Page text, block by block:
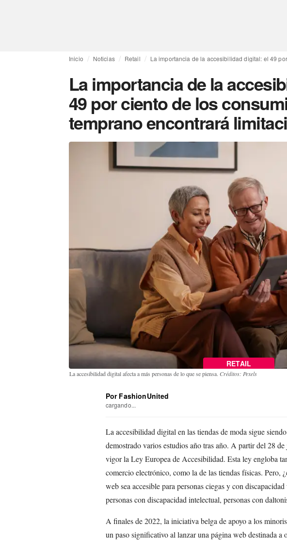
Inicio Noticias Retail La importancia de la accesibilidad digital: el 49
La importancia de la
49 por ciento de los
temprano encontrará
RETAIL
La accesibilidad digital afecta a más personas de lo que se piensa. Créditos: Pexels
Por FashionUnited
cargando...
La accesibilidad digital en las tiendas de moda sigue
demostrado varios estudios año tras año. A partir del 28
vigor la Ley Europea de Accesibilidad. Esta ley engloba
comercio electrónico, como la de las tiendas físicas. Pero,
web sea accesible para personas ciegas y con
personas con discapacidad intelectual, personas con
A finales de 2022, la iniciativa belga de apoyo a los
un paso significativo al lanzar una página web destinada a